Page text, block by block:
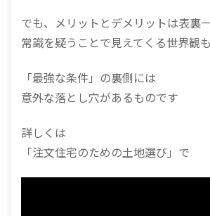
でも、メリットとデメリットは表裏
常識を疑うことで見えてくる世界観
「最強な条件」の裏側には
意外な落とし穴があるものです
詳しくは
「注文住宅のための土地選び」で